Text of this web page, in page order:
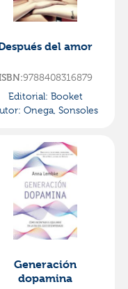
del amor
9788408316879
Editorial: Booket
Onega, Sonsoles
Generación
dopamina